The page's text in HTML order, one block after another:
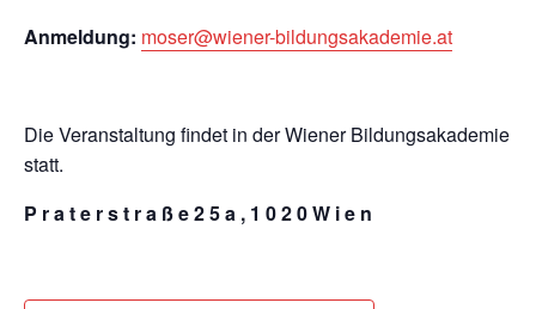
Anmeldung: moser@wiener-bildungsakademie.at
Die Veranstaltung findet in der Wiener Bildungsakademie
statt.
P r a t e r s t r a ß e 2 5 a , 1 0 2 0 W i e n